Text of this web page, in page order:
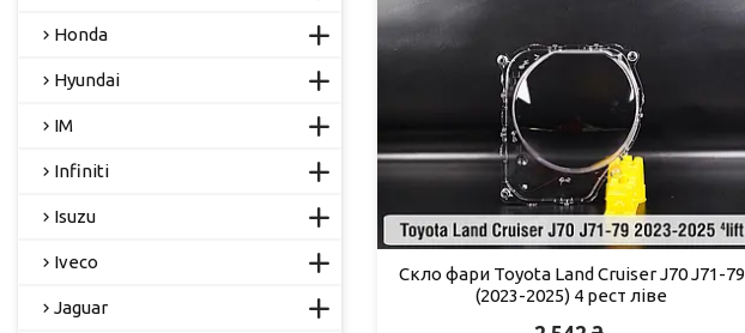
Скло фари Toyota Land Cruiser J70 J71-79
(2023-2025) 4 рест ліве
Honda
Hyundai
IM
Infiniti
Isuzu
Iveco
Jaguar